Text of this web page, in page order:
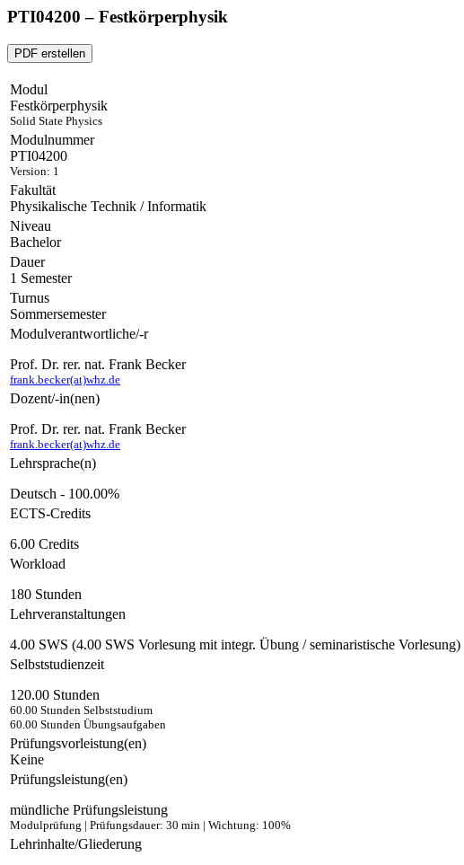
PTI04200 – Festkörperphysik
PDF erstellen
Modul
Festkörperphysik
Solid State Physics
Modulnummer
PTI04200
Version: 1
Fakultät
Physikalische Technik / Informatik
Niveau
Bachelor
Dauer
1 Semester
Turnus
Sommersemester
Modulverantwortliche/-r
Prof. Dr. rer. nat. Frank Becker
frank.becker(at)whz.de
Dozent/-in(nen)
Prof. Dr. rer. nat. Frank Becker
frank.becker(at)whz.de
Lehrsprache(n)
Deutsch - 100.00%
ECTS-Credits
6.00 Credits
Workload
180 Stunden
Lehrveranstaltungen
4.00 SWS (4.00 SWS Vorlesung mit integr. Übung / seminaristische Vorlesung)
Selbststudienzeit
120.00 Stunden
60.00 Stunden Selbststudium
60.00 Stunden Übungsaufgaben
Prüfungsvorleistung(en)
Keine
Prüfungsleistung(en)
mündliche Prüfungsleistung
Modulprüfung | Prüfungsdauer: 30 min | Wichtung: 100%
Lehrinhalte/Gliederung